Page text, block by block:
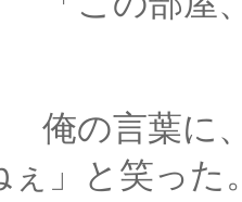
、君はぱ
ぇ」と笑った